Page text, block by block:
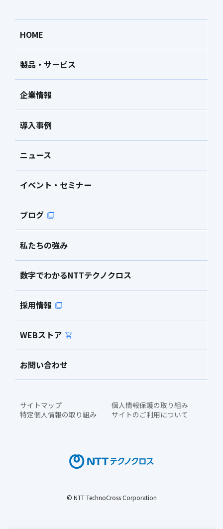
HOME
製品・サービス
企業情報
導入事例
ニュース
イベント・セミナー
ブログ
私たちの強み
数字でわかるNTTテクノクロス
採用情報
WEBストア
お問い合わせ
サイトマップ
個人情報保護の取り組み
特定個人情報の取り組み
サイトのご利用について
© NTT TechnoCross Corporation